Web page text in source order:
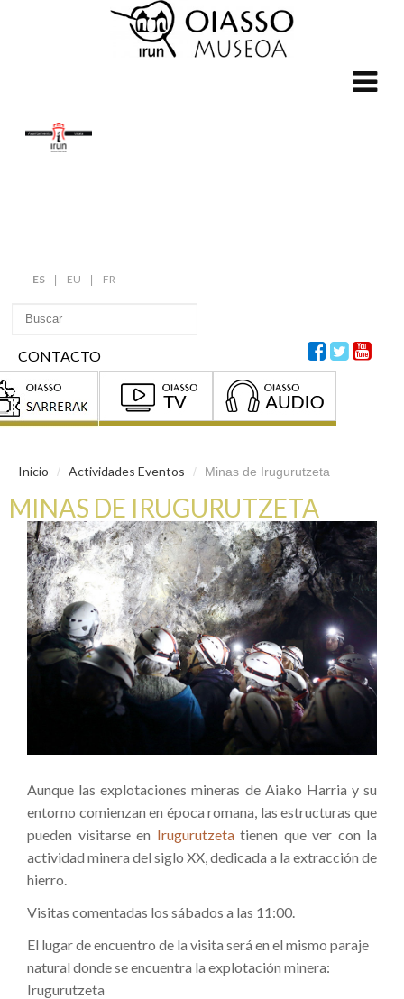
ES EU FR
CONTACTO
Inicio / Actividades Eventos / Minas de Irugurutzeta
MINAS DE IRUGURUTZETA
Aunque las explotaciones mineras de Aiako Harria y su
entorno comienzan en época romana, las estructuras que
pueden visitarse en Irugurutzetatienen que ver con la
actividad minera del siglo XX, dedicada a la extracción de
hierro.
Visitas comentadas los sábados a las 11:00.
El lugar de encuentro de la visita será en el mismo paraje
natural donde se encuentra la explotación minera:
Irugurutzeta